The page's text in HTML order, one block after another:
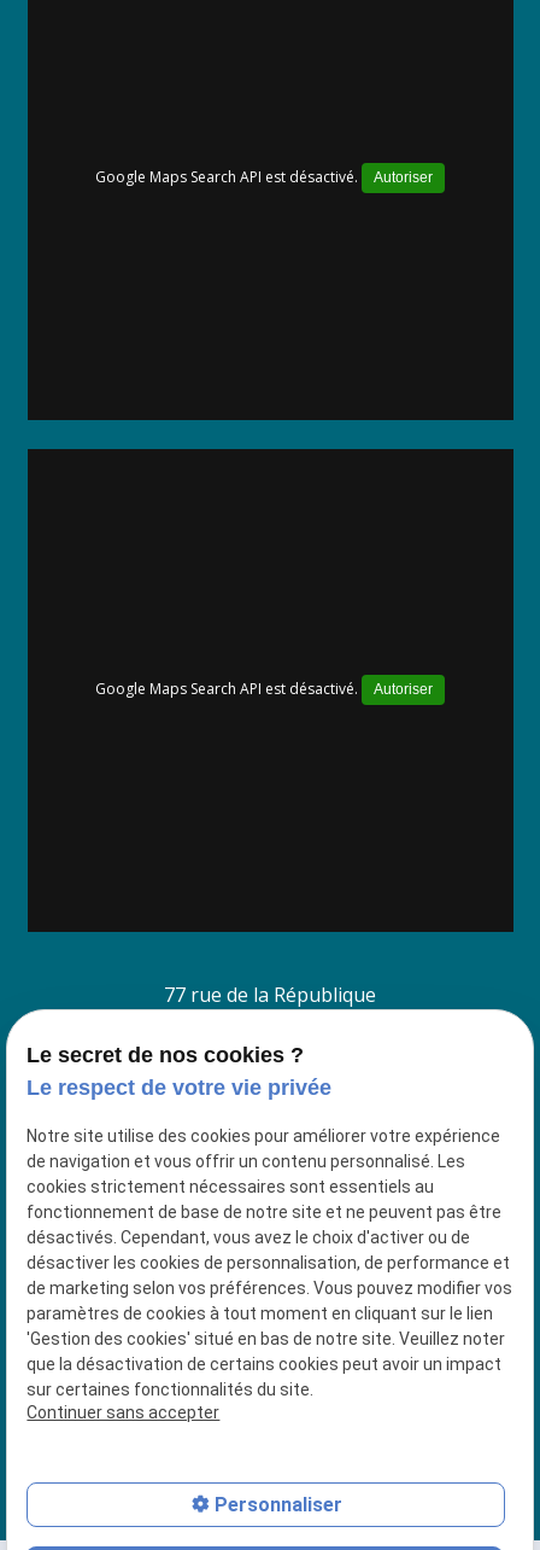
Google Maps Search API est désactivé. Autoriser
Google Maps Search API est désactivé. Autoriser
77 rue de la République
4 Place du Jeu de Paume
38200 VIENNE
04 74 56 92 91
Siret : 53018337500027
Plan du site
Mentions légales
Politique de confidentialité
Le secret de nos cookies ?
Le respect de votre vie privée
Notre site utilise des cookies pour améliorer votre expérience
de navigation et vous offrir un contenu personnalisé. Les
cookies strictement nécessaires sont essentiels au
fonctionnement de base de notre site et ne peuvent pas être
désactivés. Cependant, vous avez le choix d'activer ou de
désactiver les cookies de personnalisation, de performance et
de marketing selon vos préférences. Vous pouvez modifier vos
paramètres de cookies à tout moment en cliquant sur le lien
'Gestion des cookies' situé en bas de notre site. Veuillez noter
que la désactivation de certains cookies peut avoir un impact
sur certaines fonctionnalités du site.
Continuer sans accepter
Personnaliser